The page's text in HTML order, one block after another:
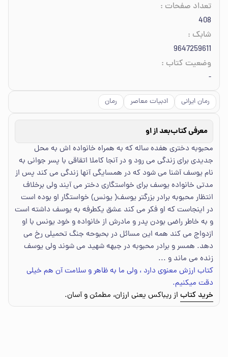
تعداد صفحات :
408
شابک :
9647259611
وضعیت کتاب :
-
رمان ایرانی ادبیات معاصر رمان
معرفی کتاببعد از او
محبوبه دختری هفده ساله که به همراه خانواده اش به محل
جدیدی برای زندگی می رود و در آنجا کاملا اتقاقی با پسر جوانی به
نام یوسف آشنا می شود که در همسایگی آنها زندگی می کند پس از
مدتی خانواده یوسف برای خواستگاری دختر می آیند ولی برخلاف
انتظار محبوبه برادر بزرگتر یوسف( یونس) خواستگار او بوده است
در اینجاست که او فکر می کند عشق یکطرفه به یوسف داشته است
و به خاطر راضی بودن پدر و مادرش از خانواده و خود یونس با او
ازدواج می کند همه این مسائل در بحبوحه جنگ تحمیلی رخ می
دهد. همسر و برادر محبوبه در جبهه شهید می شوند ولی یوسف
زنده می ماند و ...
کتاب ارزش معنوی دارد ، ولی ما به ظاهر و سلامت آن هم خیلی
دقت میکنیم.
خرید کتاب از ریباکس یعنی ارزان، مطمئن و آسان.